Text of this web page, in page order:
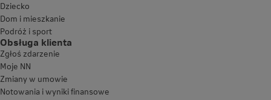
Dziecko
Dom i mieszkanie
Podróż i sport
Obsługa klienta
Zgłoś zdarzenie
Moje NN
Zmiany w umowie
Notowania i wyniki finansowe